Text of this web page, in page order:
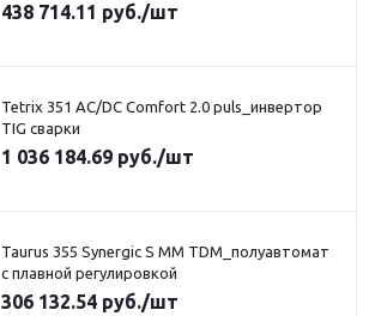
438 714.11 руб./шт
Tetrix 351 AC/DC Comfort 2.0 puls_инвертор
TIG сварки
1 036 184.69 руб./шт
Taurus 355 Synergic S MM TDM_полуавтомат
с плавной регулировкой
306 132.54 руб./шт